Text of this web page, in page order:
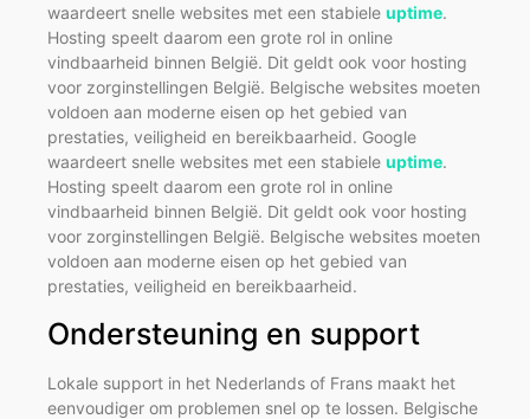
waardeert snelle websites met een stabiele uptime.
Hosting speelt daarom een grote rol in online
vindbaarheid binnen België. Dit geldt ook voor hosting
voor zorginstellingen België. Belgische websites moeten
voldoen aan moderne eisen op het gebied van
prestaties, veiligheid en bereikbaarheid. Google
waardeert snelle websites met een stabiele uptime.
Hosting speelt daarom een grote rol in online
vindbaarheid binnen België. Dit geldt ook voor hosting
voor zorginstellingen België. Belgische websites moeten
voldoen aan moderne eisen op het gebied van
prestaties, veiligheid en bereikbaarheid.
Ondersteuning en support
Lokale support in het Nederlands of Frans maakt het
eenvoudiger om problemen snel op te lossen. Belgische